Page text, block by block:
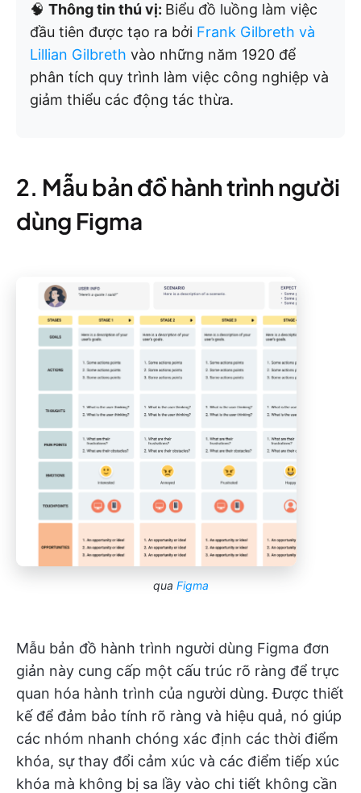
🧠 Thông tin thú vị: Biểu đồ luồng làm việc
đầu tiên được tạo ra bởi Frank Gilbreth và
Lillian Gilbreth vào những năm 1920 để
phân tích quy trình làm việc công nghiệp và
giảm thiểu các động tác thừa.
2. Mẫu bản đồ hành trình người
dùng Figma
qua Figma
Mẫu bản đồ hành trình người dùng Figma đơn
giản này cung cấp một cấu trúc rõ ràng để trực
quan hóa hành trình của người dùng. Được thiết
kế để đảm bảo tính rõ ràng và hiệu quả, nó giúp
các nhóm nhanh chóng xác định các thời điểm
khóa, sự thay đổi cảm xúc và các điểm tiếp xúc
khóa mà không bị sa lầy vào chi tiết không cần